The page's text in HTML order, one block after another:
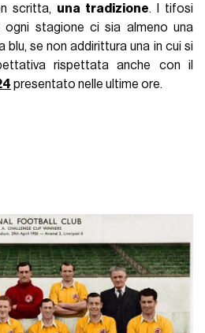
scritta, una tradizione. I tifosi
stagione ci sia almeno una
blu, se non addirittura una in cui si
rispettata anche con il
presentato nelle ultime ore.